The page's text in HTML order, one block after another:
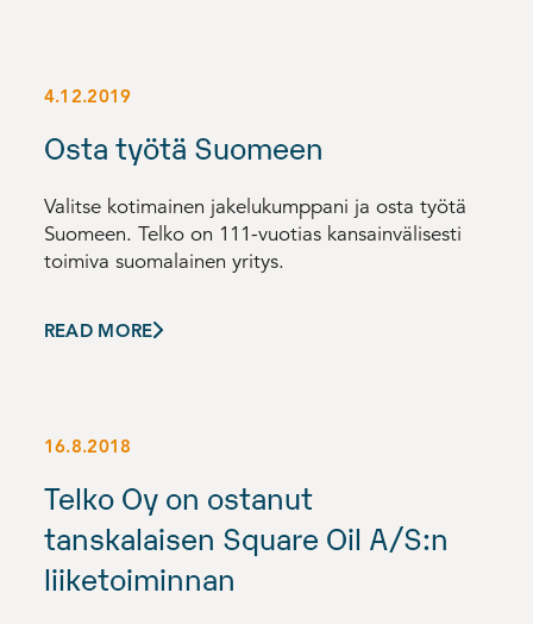
4.12.2019
Osta työtä Suomeen
Valitse kotimainen jakelukumppani ja osta työtä
Suomeen. Telko on 111-vuotias kansainvälisesti
toimiva suomalainen yritys.
READ MORE
16.8.2018
Telko Oy on ostanut
tanskalaisen Square Oil A/S:n
liiketoiminnan